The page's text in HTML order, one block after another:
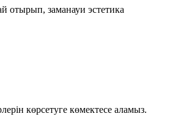
отырып, заманауи эстетика
көрсетуге көмектесе аламыз.